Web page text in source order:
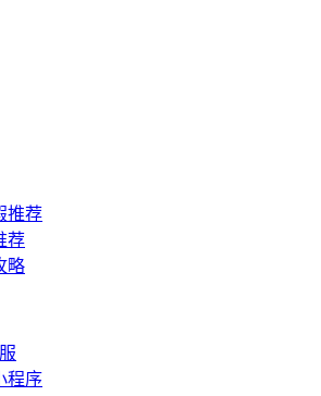
推荐
荐
略
程序